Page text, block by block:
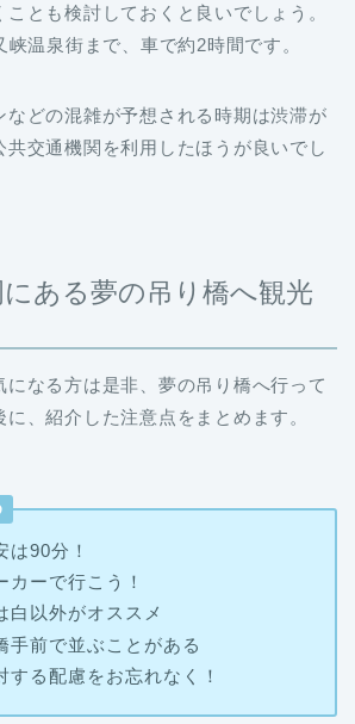
とも検討しておくと良いでしょう。
温泉街まで、車で約2時間です。
などの混雑が予想される時期は渋滞が
交通機関を利用したほうが良いでし
ある夢の吊り橋へ観光
になる方は是非、夢の吊り橋へ行って
、紹介した注意点をまとめます。
は90分！
カーで行こう！
白以外がオススメ
手前で並ぶことがある
する配慮をお忘れなく！